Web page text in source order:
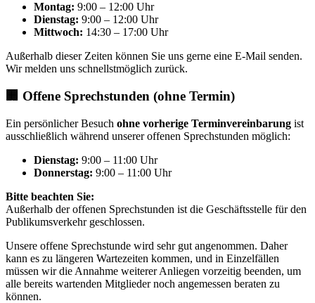
Montag: 9:00 – 12:00 Uhr
Dienstag: 9:00 – 12:00 Uhr
Mittwoch: 14:30 – 17:00 Uhr
Außerhalb dieser Zeiten können Sie uns gerne eine E-Mail senden.
Wir melden uns schnellstmöglich zurück.
🏢 Offene Sprechstunden (ohne Termin)
Ein persönlicher Besuch ohne vorherige Terminvereinbarung ist
ausschließlich während unserer offenen Sprechstunden möglich:
Dienstag: 9:00 – 11:00 Uhr
Donnerstag: 9:00 – 11:00 Uhr
Bitte beachten Sie:
Außerhalb der offenen Sprechstunden ist die Geschäftsstelle für den
Publikumsverkehr geschlossen.
Unsere offene Sprechstunde wird sehr gut angenommen. Daher
kann es zu längeren Wartezeiten kommen, und in Einzelfällen
müssen wir die Annahme weiterer Anliegen vorzeitig beenden, um
alle bereits wartenden Mitglieder noch angemessen beraten zu
können.